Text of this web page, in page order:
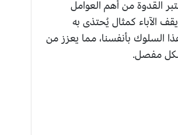
القدوة من أهم العوامل
الآباء كمثال يُحتذى به
السلوك بأنفسنا، مما يعزز من
مفصل.